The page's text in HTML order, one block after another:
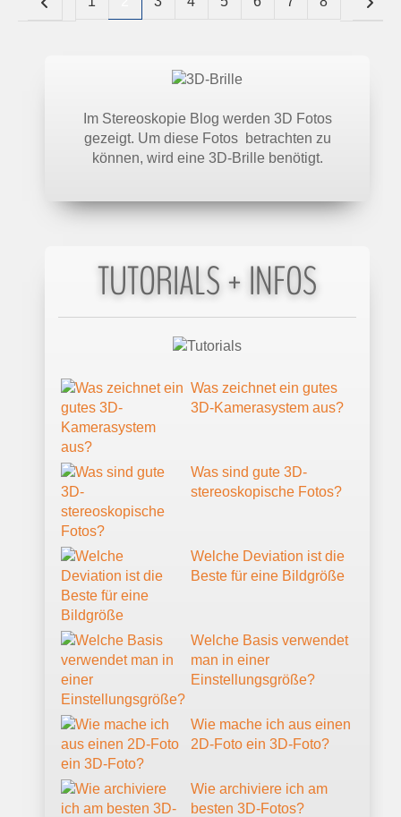
Im Stereoskopie Blog werden 3D Fotos
gezeigt. Um diese Fotos betrachten zu
können, wird eine 3D-Brille benötigt.
TUTORIALS + INFOS
Was zeichnet ein gutes
3D-Kamerasystem aus?
Was sind gute 3D-
stereoskopische Fotos?
Welche Deviation ist die
Beste für eine Bildgröße
Welche Basis verwendet
man in einer
Einstellungsgröße?
Wie mache ich aus einen
2D-Foto ein 3D-Foto?
Wie archiviere ich am
besten 3D-Fotos?